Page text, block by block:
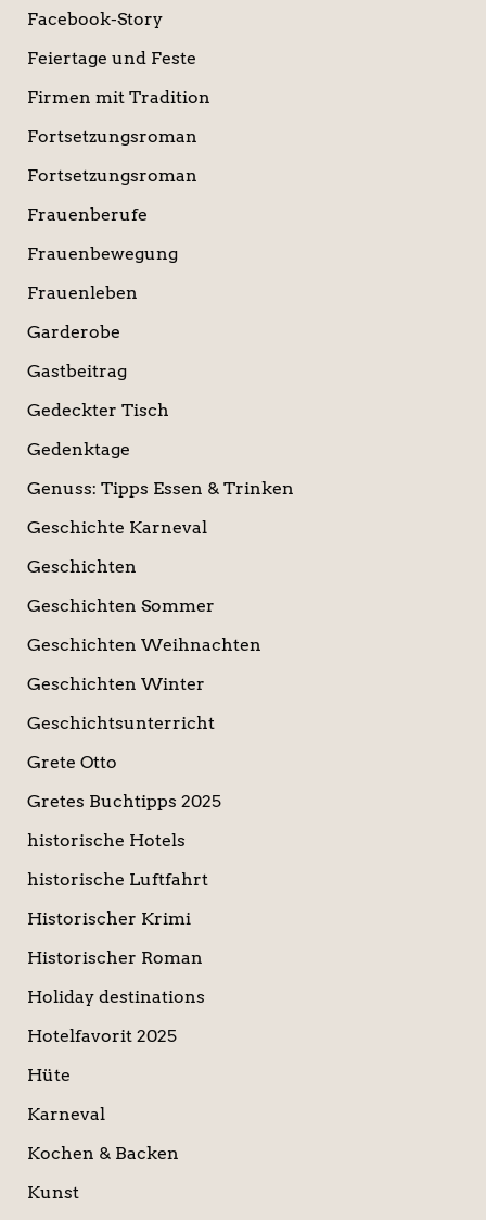
Facebook-Story
Feiertage und Feste
Firmen mit Tradition
Fortsetzungsroman
Fortsetzungsroman
Frauenberufe
Frauenbewegung
Frauenleben
Garderobe
Gastbeitrag
Gedeckter Tisch
Gedenktage
Genuss: Tipps Essen & Trinken
Geschichte Karneval
Geschichten
Geschichten Sommer
Geschichten Weihnachten
Geschichten Winter
Geschichtsunterricht
Grete Otto
Gretes Buchtipps 2025
historische Hotels
historische Luftfahrt
Historischer Krimi
Historischer Roman
Holiday destinations
Hotelfavorit 2025
Hüte
Karneval
Kochen & Backen
Kunst